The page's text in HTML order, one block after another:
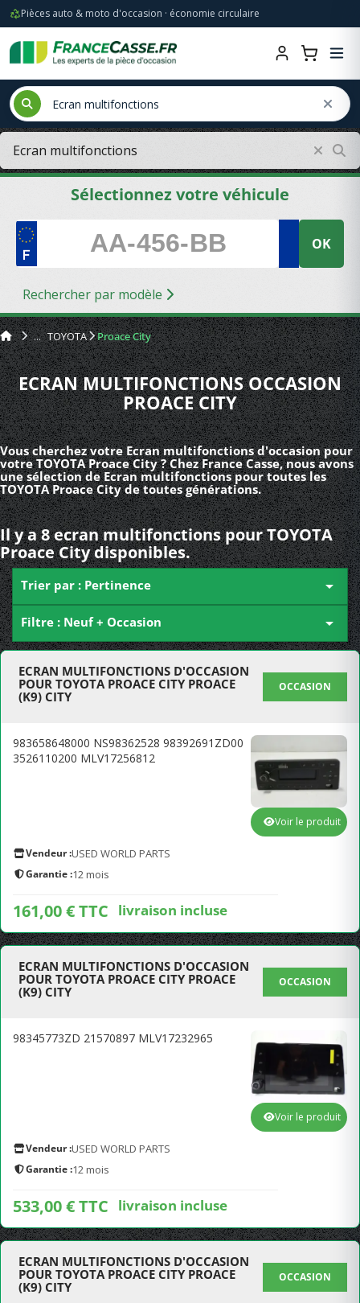
Pièces auto & moto d'occasion · économie circulaire
Sélectionnez votre véhicule
OK
Rechercher par modèle
TOYOTA Proace City
ECRAN MULTIFONCTIONS OCCASION
PROACE CITY
Vous cherchez votre Ecran multifonctions d'occasion pour
votre TOYOTA Proace City ? Chez France Casse, nous avons
une sélection de Ecran multifonctions pour toutes les
TOYOTA Proace City de toutes générations.
Il y a 8 ecran multifonctions pour TOYOTA
Proace City disponibles.
Trier par : Pertinence 
Filtre : Neuf + Occasion 
ECRAN MULTIFONCTIONS D'OCCASION
POUR TOYOTA PROACE CITY PROACE
(K9) CITY
OCCASION
983658648000 NS98362528 98392691ZD00
3526110200 MLV17256812
Vendeur :USED WORLD PARTS
Garantie :12 mois
161,00 € TTC livraison incluse
Voir le produit
ECRAN MULTIFONCTIONS D'OCCASION
POUR TOYOTA PROACE CITY PROACE
(K9) CITY
OCCASION
98345773ZD 21570897 MLV17232965
Vendeur :USED WORLD PARTS
Garantie :12 mois
533,00 € TTC livraison incluse
Voir le produit
ECRAN MULTIFONCTIONS D'OCCASION
POUR TOYOTA PROACE CITY PROACE
(K9) CITY
OCCASION